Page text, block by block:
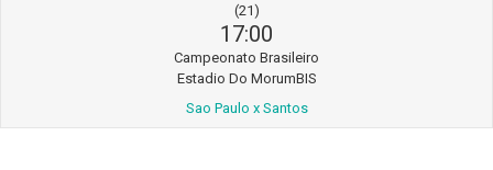
(21)
17:00
Campeonato Brasileiro
Estadio Do MorumBIS
Sao Paulo x Santos